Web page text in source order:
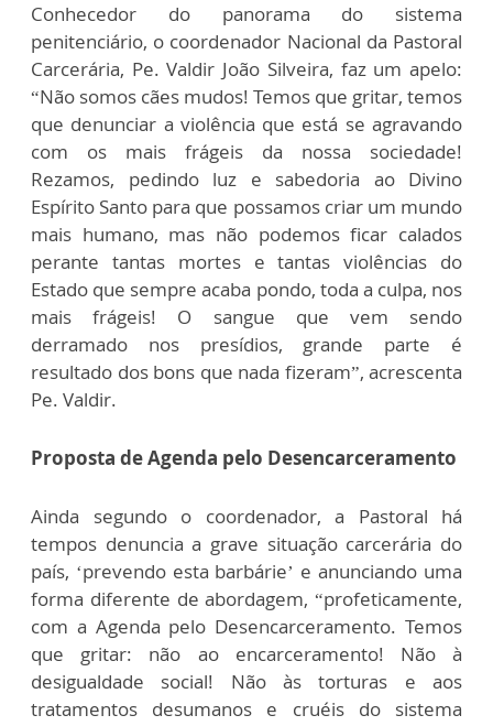
Conhecedor do panorama do sistema
penitenciário, o coordenador Nacional da Pastoral
Carcerária, Pe. Valdir João Silveira, faz um apelo:
“Não somos cães mudos! Temos que gritar, temos
que denunciar a violência que está se agravando
com os mais frágeis da nossa sociedade!
Rezamos, pedindo luz e sabedoria ao Divino
Espírito Santo para que possamos criar um mundo
mais humano, mas não podemos ficar calados
perante tantas mortes e tantas violências do
Estado que sempre acaba pondo, toda a culpa, nos
mais frágeis! O sangue que vem sendo
derramado nos presídios, grande parte é
resultado dos bons que nada fizeram”, acrescenta
Pe. Valdir.
Proposta de Agenda pelo Desencarceramento
Ainda segundo o coordenador, a Pastoral há
tempos denuncia a grave situação carcerária do
país, ‘prevendo esta barbárie’ e anunciando uma
forma diferente de abordagem, “profeticamente,
com a Agenda pelo Desencarceramento. Temos
que gritar: não ao encarceramento! Não à
desigualdade social! Não às torturas e aos
tratamentos desumanos e cruéis do sistema